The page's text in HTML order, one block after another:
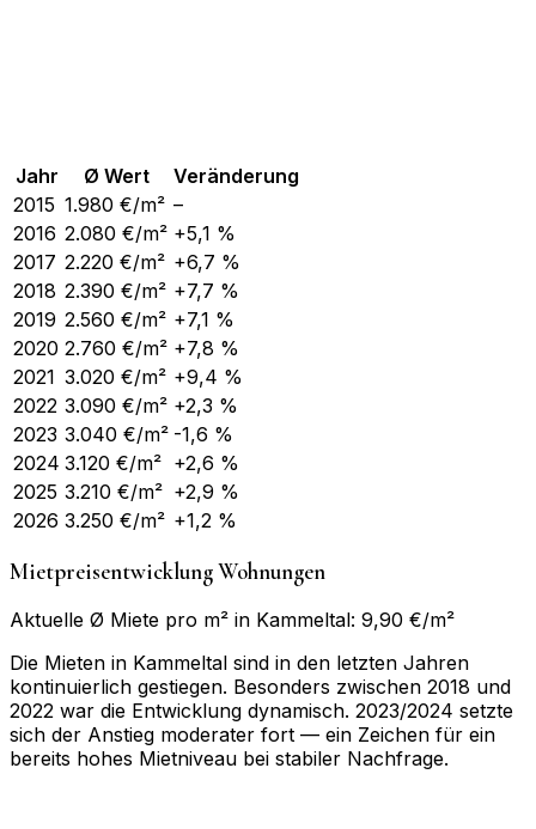
Jahr Ø Wert
Veränderung
2015 1.980 €/m² –
2016 2.080 €/m² +5,1 %
2017 2.220 €/m² +6,7 %
2018 2.390 €/m² +7,7 %
2019 2.560 €/m² +7,1 %
2020 2.760 €/m² +7,8 %
2021 3.020 €/m² +9,4 %
2022 3.090 €/m² +2,3 %
2023 3.040 €/m² -1,6 %
2024 3.120 €/m² +2,6 %
2025 3.210 €/m² +2,9 %
2026 3.250 €/m² +1,2 %
Mietpreisentwicklung Wohnungen
Aktuelle Ø Miete pro m² in Kammeltal: 9,90 €/m²
Die Mieten in Kammeltal sind in den letzten Jahren
kontinuierlich gestiegen. Besonders zwischen 2018 und
2022 war die Entwicklung dynamisch. 2023/2024 setzte
sich der Anstieg moderater fort — ein Zeichen für ein
bereits hohes Mietniveau bei stabiler Nachfrage.